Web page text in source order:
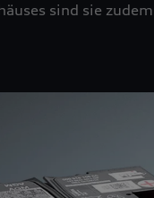
sind sie